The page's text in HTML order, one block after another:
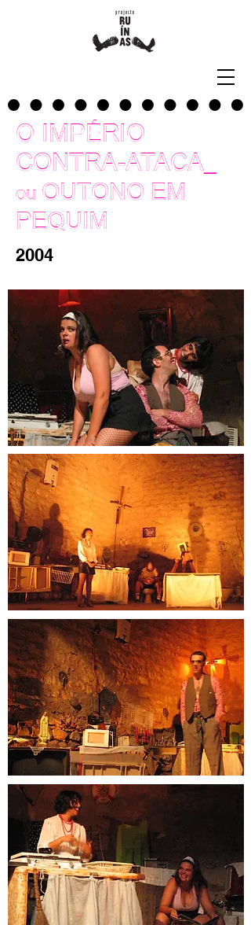
O IMPÉRIO
CONTRA-ATACA
ou OUTONO EM
PEQUIM
2004